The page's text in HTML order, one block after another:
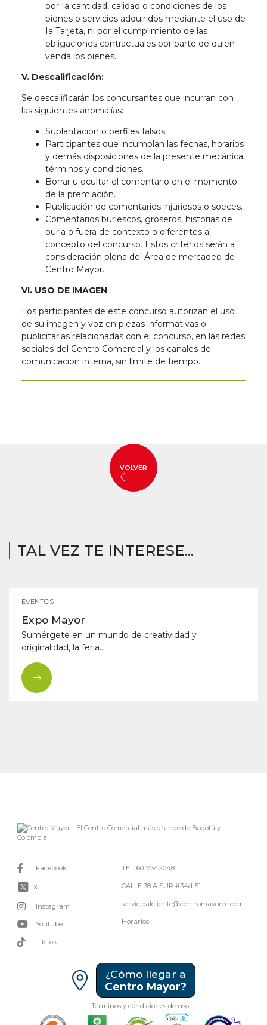
por Ia cantidad, calidad o condiciones de los
bienes o servicios adquiridos mediante el uso de
Ia Tarjeta, ni por el cumplimiento de las
obligaciones contractuales por parte de quien
venda los bienes.
V. Descalificación:
Se descalificarán los concursantes que incurran con
las siguientes anomalías:
Suplantación o perfiles falsos.
Participantes que incumplan las fechas, horarios
y demás disposiciones de la presente mecánica,
términos y condiciones.
Borrar u ocultar el comentario en el momento
de la premiación.
Publicación de comentarios injuriosos o soeces.
Comentarios burlescos, groseros, historias de
burla o fuera de contexto o diferentes al
concepto del concurso. Estos criterios serán a
consideración plena del Área de mercadeo de
Centro Mayor.
VI. USO DE IMAGEN
Los participantes de este concurso autorizan el uso
de su imagen y voz en piezas informativas o
publicitarias relacionadas con el concurso, en las redes
sociales del Centro Comercial y los canales de
comunicación interna, sin límite de tiempo.
VOLVER
TAL VEZ TE INTERESE...
EVENTOS
Expo Mayor
Sumérgete en un mundo de creatividad y
originalidad, la feria...
Facebook
X
Instagram
Youtube
TikTok
TEL. 6017342048
CALLE 38 A SUR #34d-51
servicioalcliente@centromayorcc.com
Horarios
¿Cómo llegar a
Centro Mayor?
Términos y condiciones de uso